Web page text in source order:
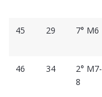
45 29 7° M6
46 34
2° M7-
8